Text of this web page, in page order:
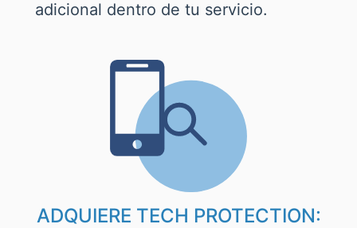
adicional dentro de tu servicio.
ADQUIERE TECH PROTECTION: